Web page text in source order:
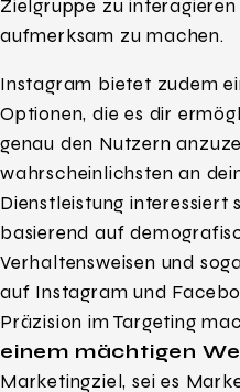
Zielgruppe zu
aufmerksam zu machen.
Instagram bietet zudem
Optionen, die es dir
genau den Nutzern
wahrscheinlichsten an
Dienstleistung interessiert
basierend auf
Verhaltensweisen und
auf Instagram und
Präzision im Targeting
einem mächtigen
Marketingziel, sei es